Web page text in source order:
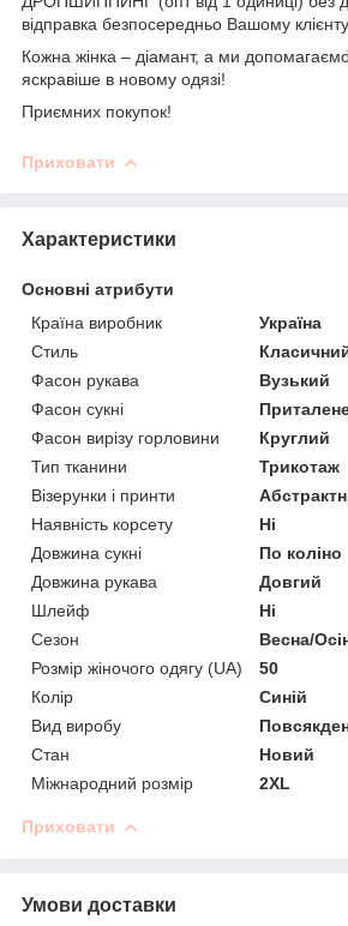
відправка безпосередньо Вашому клієнту.
Кожна жінка – діамант, а ми
яскравіше в новому одязі!
Приємних покупок!
Приховати
Характеристики
Основні атрибути
Країна виробник
Україна
Стиль
Фасон рукава
Вузький
Фасон сукні
Фасон вирізу горловини
Круглий
Тип тканини
Трикотаж
Візерунки і принти
Наявність корсету
Ні
Довжина сукні
По коліно
Довжина рукава
Довгий
Шлейф
Ні
Сезон
Весна/
Розмір жіночого одягу (UA)
50
Колір
Синій
Вид виробу
Стан
Новий
Міжнародний розмір
2XL
Приховати
Умови доставки